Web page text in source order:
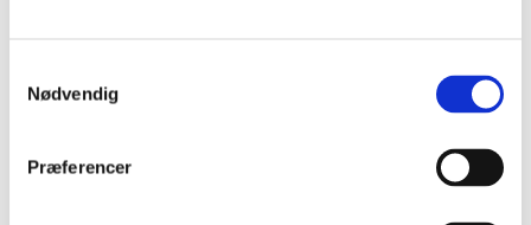
Nødvendig
Præferencer
måned, hvorefter Økonomistyrelsen foretager den afsluttende
redaktionelle behandling og danner trykkegrundlaget for §§ 1-28.
I slutningen af juli og begyndelsen af august udarbejdes de såkaldte
fællesparagraffer, §§ 35-42, som blandt andet indeholder skatter,
finanslovforslag, foretager Økonomistyrelsen den afsluttende